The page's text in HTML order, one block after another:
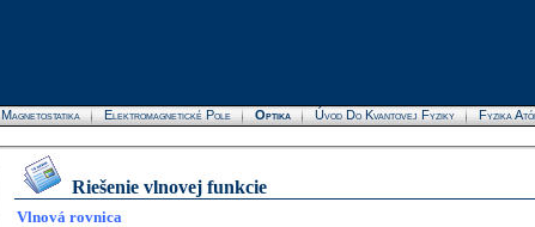
Magnetostatika Elektromagnetické Pole Optika Úvod Do Kvantovej Fyziky Fyzika
Riešenie vlnovej funkcie
Vlnová rovnica